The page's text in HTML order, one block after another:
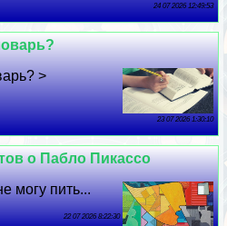
24 07 2026 12:49:53
>
23 07 2026 1:30:10
о Пабло Пикассо
могу пить...
22 07 2026 8:22:30